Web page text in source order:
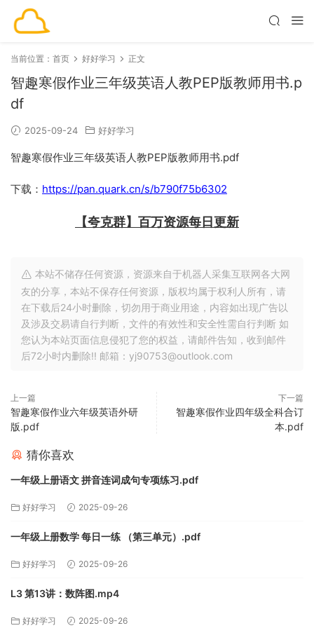
当前位置： 首页 好好学习 正文
智趣寒假作业三年级英语人教PEP版教师用书.p
df
2025-09-24 好好学习
智趣寒假作业三年级英语人教PEP版教师用书.pdf
下载： https://pan.quark.cn/s/b790f75b6302
【夸克群】百万资源每日更新
本站不储存任何资源，资源来自于机器人采集互联网各大网
友的分享，本站不保存任何资源，版权均属于权利人所有，请
在下载后24小时删除，切勿用于商业用途，内容如出现广告以
及涉及交易请自行判断，文件的有效性和安全性需自行判断 如
您认为本站页面信息侵犯了您的权益，请邮件告知，收到邮件
后72小时内删除!! 邮箱：yj90753@outlook.com
上一篇
智趣寒假作业六年级英语外研
版.pdf
下一篇
智趣寒假作业四年级全科合订
本.pdf
猜你喜欢
一年级上册语文 拼音连词成句专项练习.pdf
好好学习 2025-09-26
一年级上册数学 每日一练 （第三单元）.pdf
好好学习 2025-09-26
L3 第13讲：数阵图.mp4
好好学习 2025-09-26